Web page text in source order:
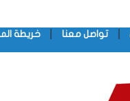
تواصل معنا خريطة